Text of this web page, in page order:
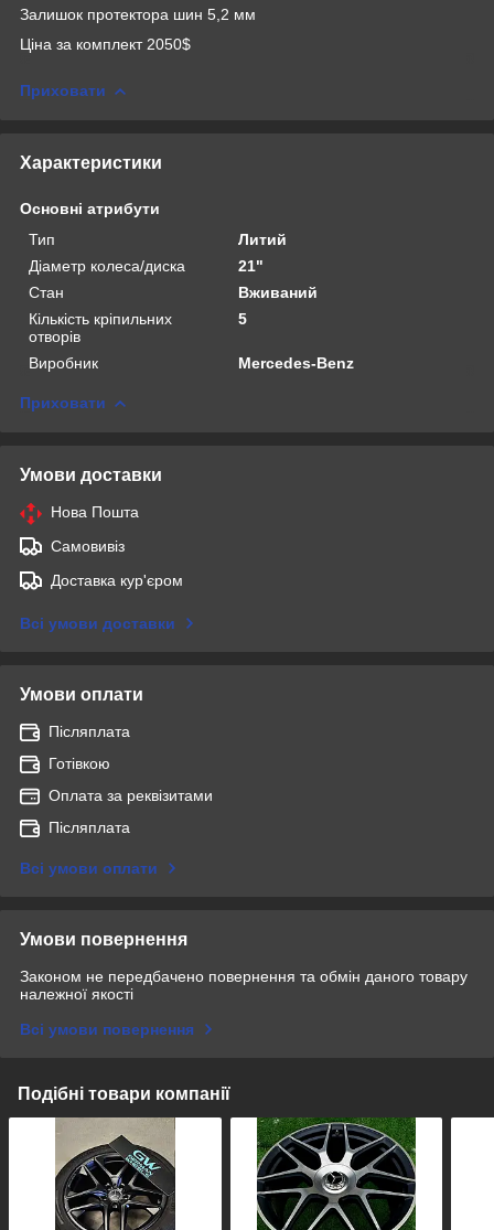
Залишок протектора шин 5,2 мм
Ціна за комплект 2050$
Приховати
Характеристики
Основні атрибути
Тип
Литий
Діаметр колеса/диска
21"
Стан
Вживаний
Кількість кріпильних
отворів
5
Виробник Mercedes-Benz
Приховати
Умови доставки
Нова Пошта
Самовивіз
Доставка кур'єром
Всі умови доставки
Умови оплати
Післяплата
Готівкою
Оплата за реквізитами
Післяплата
Всі умови оплати
Умови повернення
Законом не передбачено повернення та обмін даного товару
належної якості
Всі умови повернення
Подібні товари компанії